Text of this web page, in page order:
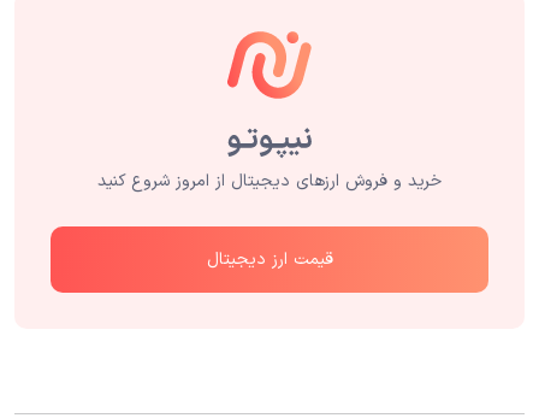
خرید و فروش ارزهای دیجیتال از امروز شروع کنید
قیمت ارز دیجیتال